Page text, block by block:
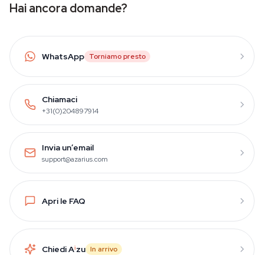
Hai ancora domande?
WhatsApp Torniamo presto
Chiamaci
+31(0)204897914
Invia un’email
support@azarius.com
Apri le FAQ
Chiedi Aizu In arrivo